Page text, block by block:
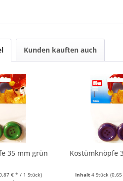
Kunden kauften auch
35 mm grün
€ * / 1 Stück)
Kostümknöpfe
Inhalt 4 Stück